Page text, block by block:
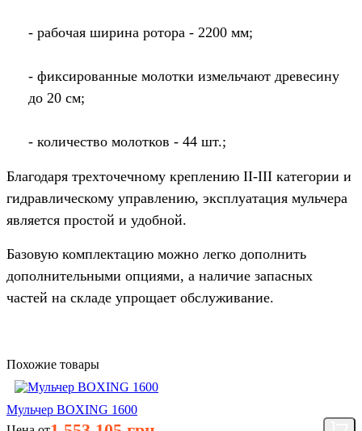
- рабочая ширина ротора - 2200 мм;
- фиксированные молотки измельчают древесину
до 20 см;
- количество молотков - 44 шт.;
Благодаря трехточечному креплению II-III категории и
гидравлическому управлению, эксплуатация мульчера
является простой и удобной.
Базовую комплектацию можно легко дополнить
дополнительными опциями, а наличие запасных
частей на складе упрощает обслуживание.
Похожие товары
Мульчер BOXING 1600